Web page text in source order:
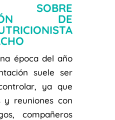
SOBRE
DE
época del año
suele ser
ya que
y reuniones con
compañeros